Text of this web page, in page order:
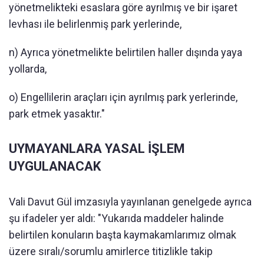
yönetmelikteki esaslara göre ayrılmış ve bir işaret
levhası ile belirlenmiş park yerlerinde,
n) Ayrıca yönetmelikte belirtilen haller dışında yaya
yollarda,
o) Engellilerin araçları için ayrılmış park yerlerinde,
park etmek yasaktır."
UYMAYANLARA YASAL İŞLEM
UYGULANACAK
Vali Davut Gül imzasıyla yayınlanan genelgede ayrıca
şu ifadeler yer aldı: "Yukarıda maddeler halinde
belirtilen konuların başta kaymakamlarımız olmak
üzere sıralı/sorumlu amirlerce titizlikle takip